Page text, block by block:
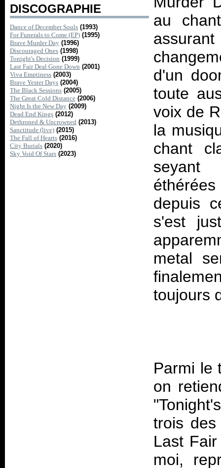
DISCOGRAPHIE
Dance of December Souls (1993)
For Funerals to Come (EP) (1995)
Brave Murder Day (1996)
Discouraged Ones (1998)
Tonight's Decision (1999)
Last Fair Deal Gone Down (2001)
Viva Emptiness (2003)
Brave Yester Days (2004)
The Black Sessions (2005)
The Great Cold Distance (2006)
Night Is the New Day (2009)
Dead End Kings (2012)
Dethroned & Uncrowned (2013)
Sanctitude (live) (2015)
The Fall of Hearts (2016)
City Burials (2020)
Sky Void Of Stars (2023)
au
assurant
d'un
toute
voix de
la
chant
seyant
depuis
s'est
metal
Parmi le
on
trois
Last
moi,